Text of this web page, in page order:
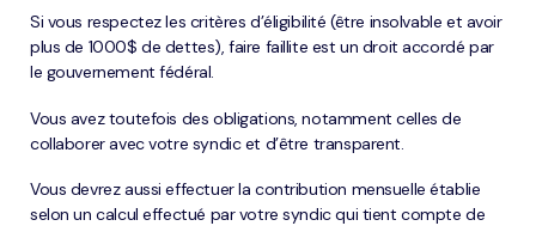
Si vous respectez les critères d’éligibilité (être insolvable et avoir
plus de 1000$ de dettes), faire faillite est un droit accordé par
le gouvernement fédéral.
Vous avez toutefois des obligations, notamment celles de
collaborer avec votre syndic et d’être transparent.
Vous devrez aussi effectuer la contribution mensuelle établie
selon un calcul effectué par votre syndic qui tient compte de